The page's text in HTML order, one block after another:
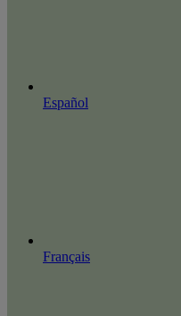
Español
Français